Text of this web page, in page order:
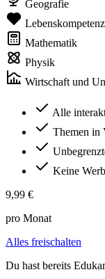
Geografie
Mathematik
Physik
Wirtschaft und
Alle
Themen in
Keine
9,99 €
pro Monat
Alles freischalten
Du hast bereits